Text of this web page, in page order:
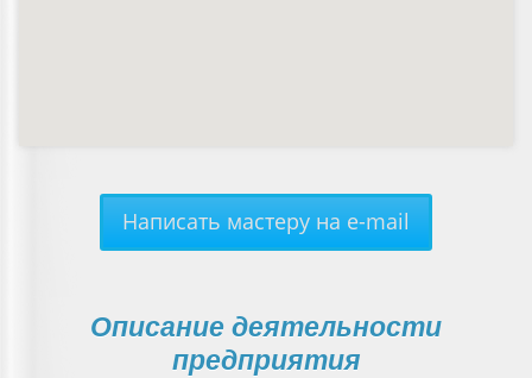
Написать мастеру на e-mail
Описание деятельности
предприятия